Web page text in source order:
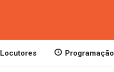
Locutores Programação